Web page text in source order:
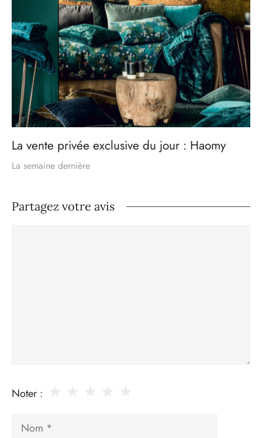
La vente privée exclusive du jour : Haomy
La semaine dernière
Partagez votre avis
Noter :
Nom